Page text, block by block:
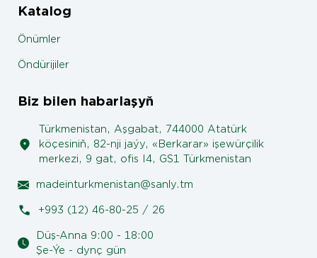
Katalog
Önümler
Öndürijiler
Biz bilen habarlaşyň
Türkmenistan, Aşgabat, 744000 Atatürk
köçesiniň, 82-nji jaýy, «Berkarar» işewürçilik
merkezi, 9 gat, ofis I4, GS1 Türkmenistan
madeinturkmenistan@sanly.tm
+993 (12) 46-80-25 / 26
Düş-Anna 9:00 - 18:00
Şe-Ýe - dynç gün